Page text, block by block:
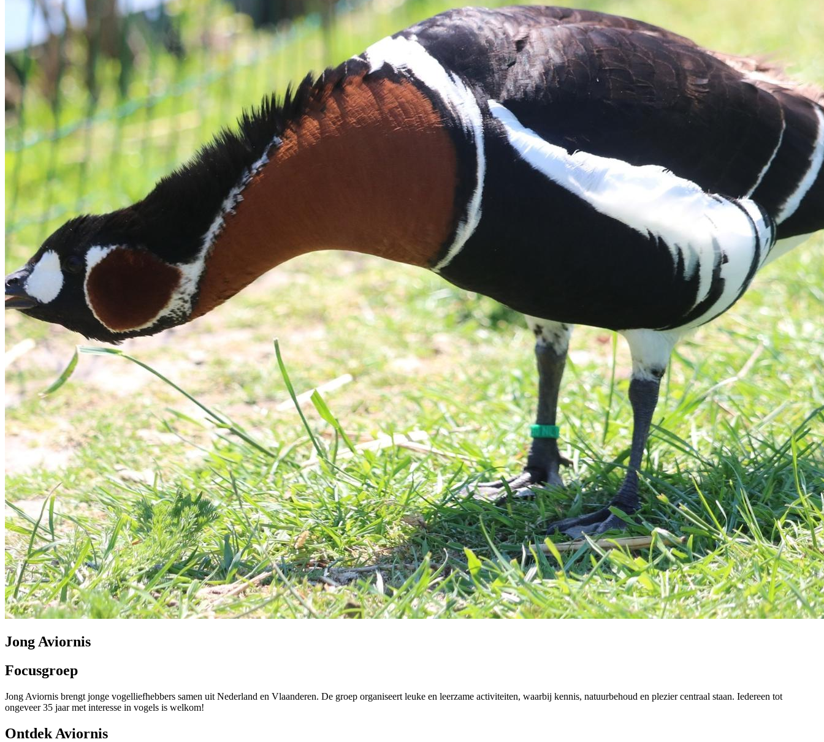
Jong Aviornis
Focusgroep
Jong Aviornis brengt jonge vogelliefhebbers samen uit Nederland en Vlaanderen. De groep organiseert leuke en leerzame activiteiten, waarbij kennis, natuurbehoud en plezier centraal staan. Iedereen tot
ongeveer 35 jaar met interesse in vogels is welkom!
Ontdek Aviornis